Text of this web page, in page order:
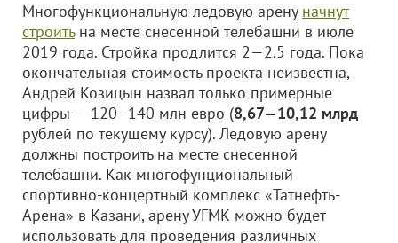
Многофункциональную ледовую арену начнут
строитьна месте снесенной телебашни в июле
2019 года. Стройка продлится 2—2,5 года. Пока
окончательная стоимость проекта неизвестна,
Андрей Козицын назвал только примерные
цифры — 120–140 млн евро (8,67—10,12 млрд
рублей по текущему курсу). Ледовую арену
должны построить на месте снесенной
телебашни. Как многофунциональный
спортивно-концертный комплекс «Татнефть-
Арена» в Казани, арену УГМК можно будет
использовать для проведения различных